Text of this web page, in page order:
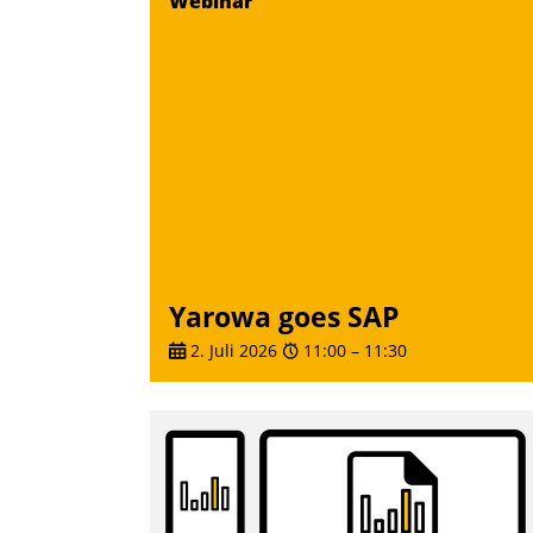
Frage: Wie lassen sich Mammutprojekte
Yarowa goes SAP
2. Juli 2026 11:00 – 11:30